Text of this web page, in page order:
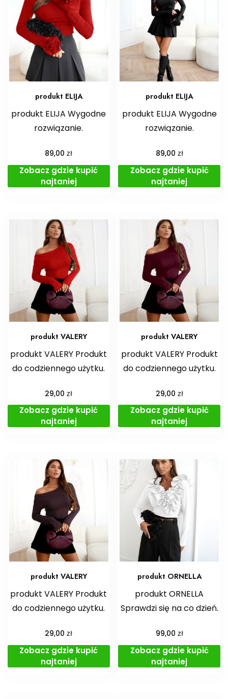
produkt ELIJA
produkt ELIJA Wygodne
rozwiązanie.
89,00zł
Zobacz gdzie kupić
najtaniej
produkt ELIJA
produkt ELIJA Wygodne
rozwiązanie.
89,00 zł
Zobacz gdzie kupić
najtaniej
produkt VALERY
produkt VALERY Produkt
do codziennego użytku.
29,00zł
Zobacz gdzie kupić
najtaniej
produkt VALERY
produkt VALERY Produkt
do codziennego użytku.
29,00 zł
Zobacz gdzie kupić
najtaniej
produkt VALERY
produkt VALERY Produkt
do codziennego użytku.
29,00zł
Zobacz gdzie kupić
najtaniej
produkt ORNELLA
produkt ORNELLA
Sprawdzi się na co dzień.
99,00 zł
Zobacz gdzie kupić
najtaniej